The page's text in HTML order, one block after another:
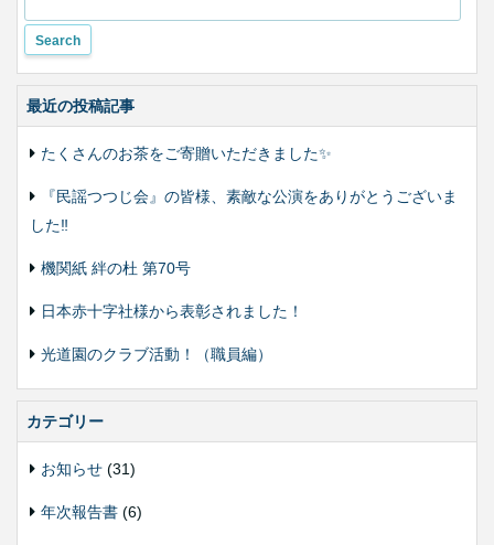
最近の投稿記事
たくさんのお茶をご寄贈いただきました✨
『民謡つつじ会』の皆様、素敵な公演をありがとうございま
した‼️
機関紙 絆の杜 第70号
日本赤十字社様から表彰されました！
光道園のクラブ活動！（職員編）
カテゴリー
お知らせ (31)
年次報告書 (6)